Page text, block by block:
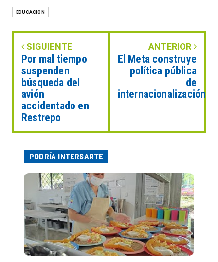
EDUCACION
SIGUIENTE
Por mal tiempo
suspenden
búsqueda del
avión
accidentado en
Restrepo
ANTERIOR
El Meta construye
política pública
de
internacionalización
PODRÍA INTERSARTE